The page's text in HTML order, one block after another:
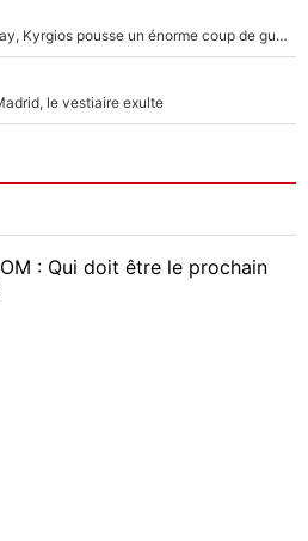
Victime de racisme contre Murray, Kyrgios pousse un énorme coup de gueule !
le vestiaire exulte
: Qui doit être le prochain